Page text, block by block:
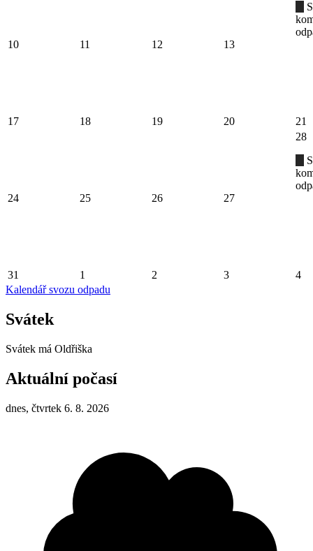
10 11 12 13
17 18 19 20 21
24 25 26 27
28
31 1 2 3
4
Kalendář svozu odpadu
Svátek
Svátek má Oldřiška
Aktuální počasí
dnes, čtvrtek 6. 8. 2026